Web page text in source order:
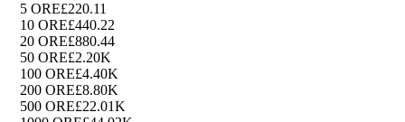
5 ORE£220.11
10 ORE£440.22
20 ORE£880.44
50 ORE£2.20K
100 ORE£4.40K
200 ORE£8.80K
500 ORE£22.01K